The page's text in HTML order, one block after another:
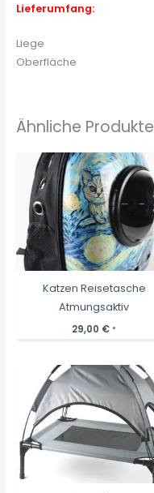
Lieferumfang:
Liege
Oberfläche
Ähnliche Produkte
Katzen Reisetasche
Atmungsaktiv
29,00 € *